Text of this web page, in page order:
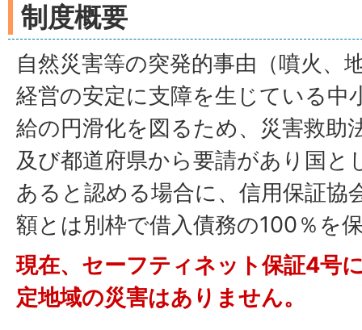
制度概要
自然災害等の突発的事由（噴火、
経営の安定に支障を生じている中
給の円滑化を図るため、災害救助
及び都道府県から要請があり国と
あると認める場合に、信用保証協
額とは別枠で借入債務の100％を
現在、セーフティネット保証4号
定地域の災害はありません。